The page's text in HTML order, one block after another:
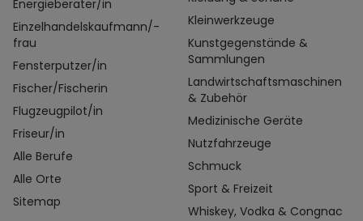
Energieberater/in
Einzelhandelskaufmann/-
frau
Fensterputzer/in
Fischer/Fischerin
Flugzeugpilot/in
Friseur/in
Alle Berufe
Alle Orte
Sitemap
Kleinwerkzeuge
Kunstgegenstände &
Sammlungen
Landwirtschaftsmaschinen
& Zubehör
Medizinische Geräte
Nutzfahrzeuge
Schmuck
Sport & Freizeit
Whiskey, Vodka & Congnac